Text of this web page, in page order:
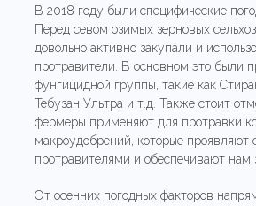
В 2018 году были специфические
Перед севом озимых зерновых
довольно активно закупали и
протравители. В основном это были
фунгицидной группы, такие как
Тебузан Ультра и т.д. Также стоит
фермеры применяют для протравки
макроудобрений, которые проявляют
протравителями и обеспечивают нам
От осенних погодных факторов